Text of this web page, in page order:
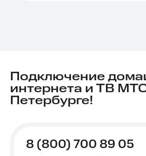
Подключение
интернета и ТВ
Петербурге!
8 (800) 700 89 05